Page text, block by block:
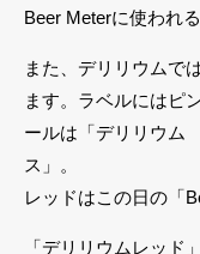
Beer Meterに使われ
また、デリリウムで
ます。ラベルにはピ
ールは「デリリウ
ス」。
レッドはこの日の「
「デリリウムレッド